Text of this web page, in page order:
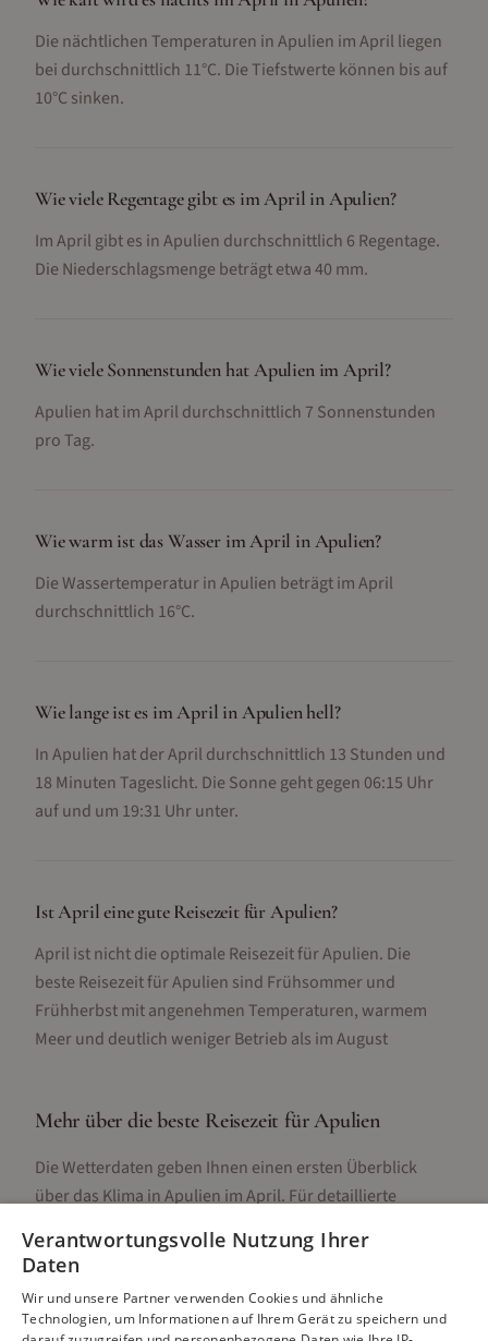
Die nächtlichen Temperaturen in Apulien im April liegen
bei durchschnittlich 11°C. Die Tiefstwerte können bis auf
10°C sinken.
Wie viele Regentage gibt es im April in Apulien?
Im April gibt es in Apulien durchschnittlich 6 Regentage.
Die Niederschlagsmenge beträgt etwa 40 mm.
Wie viele Sonnenstunden hat Apulien im April?
Apulien hat im April durchschnittlich 7 Sonnenstunden
pro Tag.
Wie warm ist das Wasser im April in Apulien?
Die Wassertemperatur in Apulien beträgt im April
durchschnittlich 16°C.
Wie lange ist es im April in Apulien hell?
In Apulien hat der April durchschnittlich 13 Stunden und
18 Minuten Tageslicht. Die Sonne geht gegen 06:15 Uhr
auf und um 19:31 Uhr unter.
Ist April eine gute Reisezeit für Apulien?
April ist nicht die optimale Reisezeit für Apulien. Die
beste Reisezeit für Apulien sind Frühsommer und
Frühherbst mit angenehmen Temperaturen, warmem
Meer und deutlich weniger Betrieb als im August
Mehr über die beste Reisezeit fürApulien
Die Wetterdaten geben Ihnen einen ersten Überblick
über das Klima inApulien imApril. Für detaillierte
Unterschieden, Aktivitäten und Reisetipps besuchen Sie
Verantwortungsvolle Nutzung Ihrer
Daten
Wir und unsere Partner verwenden Cookies und ähnliche
Technologien, um Informationen auf Ihrem Gerät zu speichern und